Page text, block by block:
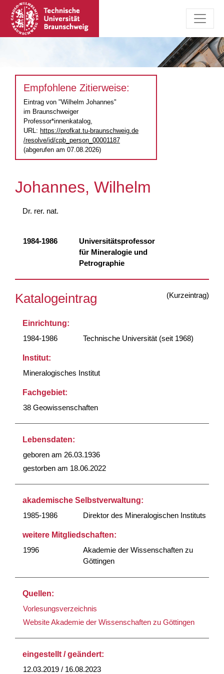
Empfohlene Zitierweise:
Eintrag von "Wilhelm Johannes"
im Braunschweiger
Professor*innenkatalog,
URL: https://profkat.tu-braunschweig.de
/resolve/id/cpb_person_00001187
(abgerufen am 07.08.2026)
Johannes, Wilhelm
Dr. rer. nat.
1984-1986
Universitätsprofessor
für Mineralogie und
Petrographie
(Kurzeintrag)
Katalogeintrag
Einrichtung:
1984-1986
Technische Universität (seit 1968)
Institut:
Mineralogisches Institut
Fachgebiet:
38 Geowissenschaften
Lebensdaten:
geboren am 26.03.1936
gestorben am 18.06.2022
akademische Selbstverwaltung:
1985-1986
Direktor des Mineralogischen Instituts
weitere Mitgliedschaften:
1996
Akademie der Wissenschaften zu
Göttingen
Quellen:
Vorlesungsverzeichnis
Website Akademie der Wissenschaften zu Göttingen
eingestellt / geändert:
12.03.2019 / 16.08.2023